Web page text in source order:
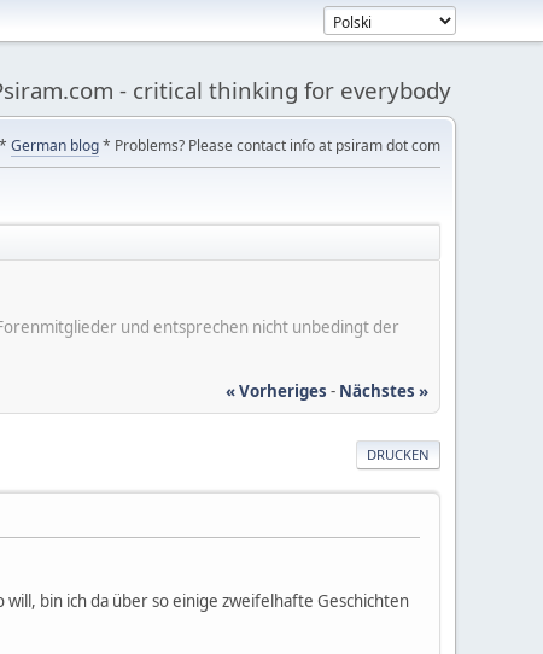
- critical thinking for everybody
* German blog* Problems? Please contact info at psiram dot com
und entsprechen nicht unbedingt der
« Vorheriges - Nächstes »
DRUCKEN
will, bin ich da über so einige zweifelhafte Geschichten